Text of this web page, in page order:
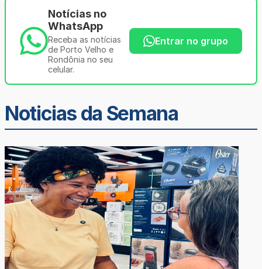
Notícias no
WhatsApp
Receba as notícias
de Porto Velho e
Rondônia no seu
celular.
Entrar no grupo
Noticias da Semana